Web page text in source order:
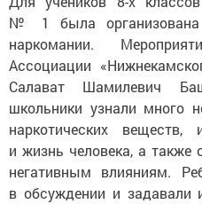
№ 1 была организована
наркомании.
Ассоциации
Салават Шамилевич
школьники узнали много
наркотических
и жизнь человека, а также
негативным влияниям.
в обсуждении и задавали